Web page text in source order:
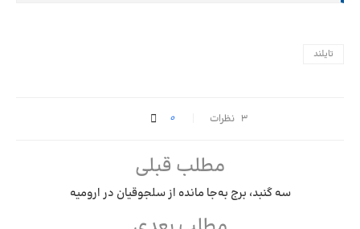
تایلند
۳ نظرات 0
مطلب قبلی
سه گنبد، برج به‌جا مانده از سلجوقیان در ارومیه